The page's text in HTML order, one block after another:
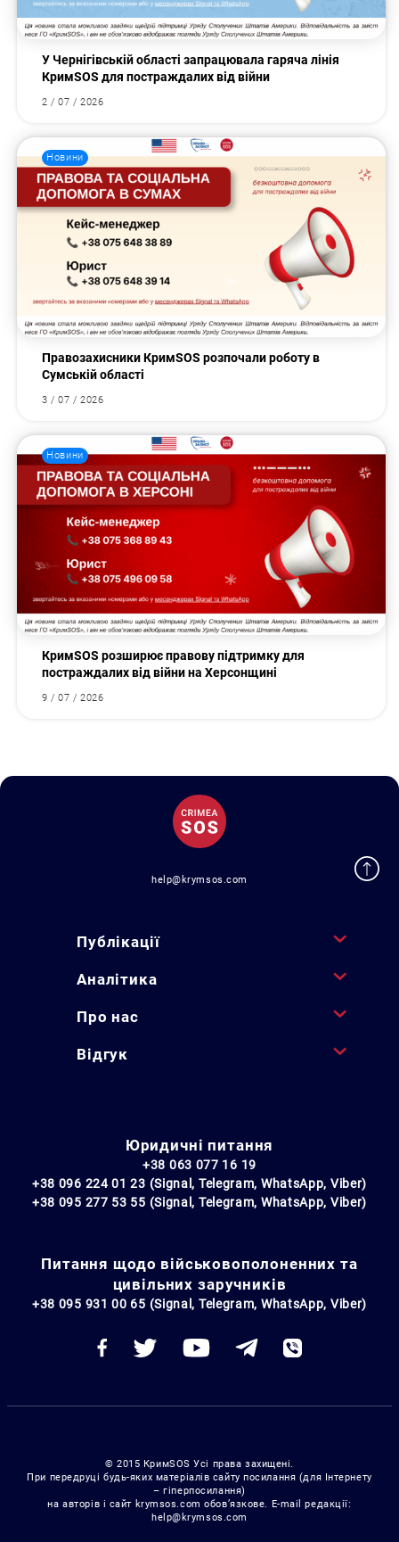
У Чернігівській області запрацювала гаряча лінія
КримSOS для постраждалих від війни
2 / 07 / 2026
Новини
Правозахисники КримSOS розпочали роботу в
Сумській області
3 / 07 / 2026
Новини
КримSOS розширює правову підтримку для
постраждалих від війни на Херсонщині
9 / 07 / 2026
help@krymsos.com
Публікації
Аналітика
Про нас
Відгук
Юридичні питання
+38 063 077 16 19
+38 096 224 01 23 (Signal, Telegram, WhatsApp, Viber)
+38 095 277 53 55 (Signal, Telegram, WhatsApp, Viber)
Питання щодо військовополоненних та
цивільних заручників
+38 095 931 00 65 (Signal, Telegram, WhatsApp, Viber)
© 2015 КримSOS Усі права захищені.
При передруці будь-яких матеріалів сайту посилання (для Інтернету
– гіперпосилання)
на авторів і сайт krymsos.com обов’язкове. E-mail редакції:
help@krymsos.com